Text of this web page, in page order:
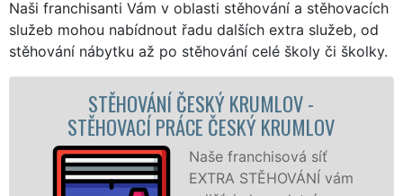
Naši franchisanti Vám v oblasti stěhování a stěhovacích
služeb mohou nabídnout řadu dalších extra služeb, od
stěhování nábytku až po stěhování celé školy či školky.
síť
vám
STĚHOVACÍ SLUŽBA ČESKÝ
STĚHOVACÍ FIRMA ČESKÝ